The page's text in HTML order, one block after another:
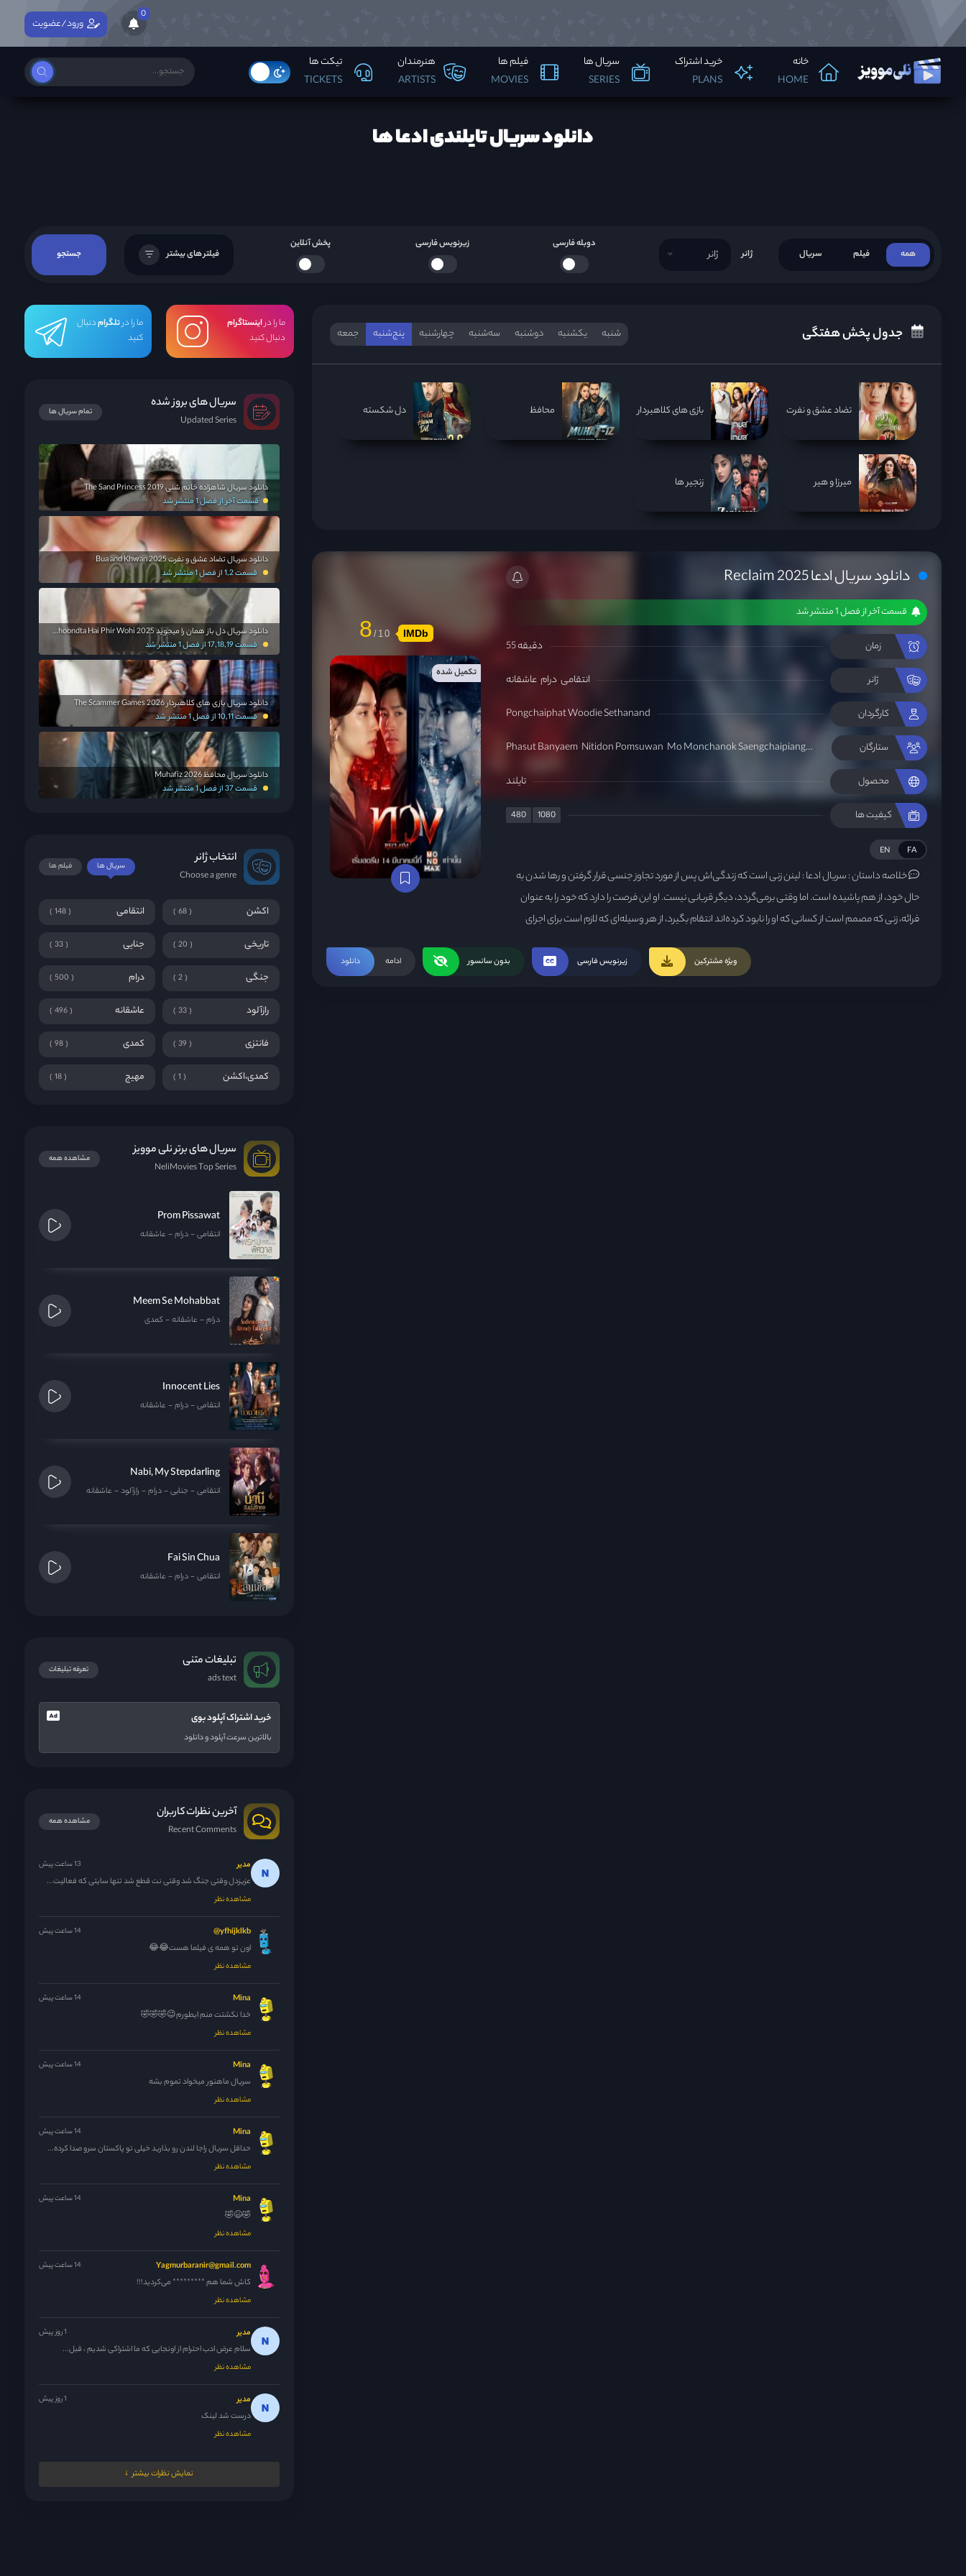
0
خانه
HOME
خرید اشتراک
PLANS
سریال ها
SERIES
فیلم ها
MOVIES
هنرمندان
ARTISTS
تیکت ها
TICKETS
ورود/عضویت
دانلود سریال تایلندی ادعا ها
همه فیلم سریال ژانر ژانر
دوبله فارسی زیرنویس فارسی پخش آنلاین
فیلتر های بیشتر جستجو
جدول پخش هفتگی شنبه یکشنبه دوشنبه سه‌‌شنبه چهارشنبه پنج‌شنبه جمعه
تضاد عشق و نفرت بازی های کلاهبردار محافظ دل شکسته
میرزا و هیر زنجیر ها
دانلود سریال ادعا Reclaim 2025
قسمت آخر از فصل 1 منتشر شد
زمان 55 دقیقه
ژانر انتقامی درام عاشقانه
کارگردان Pongchaiphat Woodie Sethanand
ستارگان Phasut Banyaem Nitidon Pomsuwan Mo Monchanok Saengchaipiangpen
محصول تایلند
کیفیت ها 480 1080
FA
EN
خلاصه داستان :سریال ادعا : لینن زنی است که زندگی‌اش پس از مورد تجاوز جنسی قرار گرفتن و رها شدن به
حال خود، از هم پاشیده است. اما وقتی برمی‌گردد، دیگر قربانی نیست. او این فرصت را دارد که خود را به عنوان
فرائه، زنی که مصمم است از کسانی که او را نابود کرده‌اند انتقام بگیرد، از هر وسیله‌ای که لازم است برای اجرای
ادامه دانلود ویژه مشترکین زیرنویس فارسی بدون سانسور
8 IMDb
تکمیل شده
ما را دراینستاگرام
دنبال کنید
ما را درتلگرامدنبال
کنید
سریال های بروز شده
Updated Series
تمام سریال ها
دانلود سریال شاهزاده خانم شنی The Sand Princess 2019
قسمت آخر از فصل 1 منتشر شد
دانلود سریال تضاد عشق و نفرت Bua and Khwan 2025
قسمت 1,2 از فصل 1 منتشر شد
دانلود سریال دل باز همان را میجوید Dil Dhoondta Hai Phir Wohi 2025
قسمت 17,18,19 از فصل 1 منتشر شد
دانلود سریال بازی های کلاهبردار The Scammer Games 2026
قسمت 10,11 از فصل 1 منتشر شد
دانلود سریال محافظ Muhafiz 2026
قسمت 37 از فصل 1 منتشر شد
انتخاب ژانر
Choose a genre
فیلم ها سریال ها
اکشن 68 انتقامی 148
تاریخی 20 جنایی 33
جنگی 2 درام 500
رازآلود 33 عاشقانه 496
فانتزی 39 کمدی 98
کمدی،اکشن 1 مهیج 18
سریال های برتر نلی موویز
NeliMovies Top Series
مشاهده همه
Prom Pissawat
انتقامی درام عاشقانه
Meem Se Mohabbat
درام عاشقانه کمدی
Innocent Lies
انتقامی درام عاشقانه
Nabi, My Stepdarling
انتقامی جنایی درام رازآلود عاشقانه
Fai Sin Chua
انتقامی درام عاشقانه
تبلیغات متنی
ads text
تعرفه تبلیغات
خرید اشتراک آپلود بوی
بالاترین سرعت آپلود و دانلود
آخرین نظرات کاربران
Recent Comments
مشاهده همه
مدیر 13 ساعت پیش
عزیزدل وقتی جنگ شد وقتی نت قطع شد تنها سایتی که فعالیت...
مشاهده نظر
yfhijklkb@ 14 ساعت پیش
اون تو همه ی فیلما هست😂😂
مشاهده نظر
Mina 14 ساعت پیش
خدا نکشتت منم ایطورم😉🤣🤣🤣
مشاهده نظر
Mina 14 ساعت پیش
سریال ماهنور میخواد تموم بشه
مشاهده نظر
Mina 14 ساعت پیش
حداقل سریال راجا لندن رو بذارید خیلی تو پاکستان سرو صدا کرده...
مشاهده نظر
Mina 14 ساعت پیش
🤣😆🤣
مشاهده نظر
Yagmurbaranir@gmail.com 14 ساعت پیش
کاش شما هم ********* می‌کردید!!!
مشاهده نظر
مدیر 1 روز پیش
سلام عرض ادب احترام از اونجایی که ما اشتراکی شدیم ، قبل...
مشاهده نظر
مدیر 1 روز پیش
درست شد لینک
مشاهده نظر
دوستان اعتراف کردن بالاخره ولی از اون جایی که با سریال پاکستانی...
نمایش نظرات بیشتر